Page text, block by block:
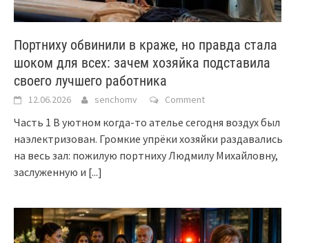
Портниху обвинили в краже, но правда стала
шоком для всех: зачем хозяйка подставила
своего лучшего работника
12.06.2026 senchomv Comment
Часть 1 В уютном когда-то ателье сегодня воздух был
наэлектризован. Громкие упрёки хозяйки раздавались
на весь зал: пожилую портниху Людмилу Михайловну,
заслуженную и [...]